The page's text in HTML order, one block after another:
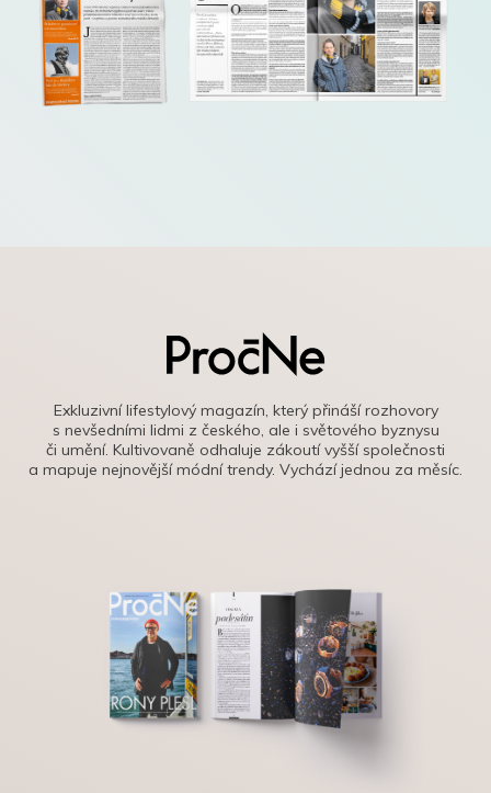
Exkluzivní lifestylový magazín, který přináší rozhovory
s nevšedními lidmi z českého, ale i světového byznysu
či umění. Kultivovaně odhaluje zákoutí vyšší společnosti
a mapuje nejnovější módní trendy. Vychází jednou za měsíc.